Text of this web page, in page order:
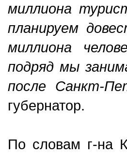
миллиона
планируем
миллиона
подряд мы
после Санкт-
губернатор.
По словам г-на